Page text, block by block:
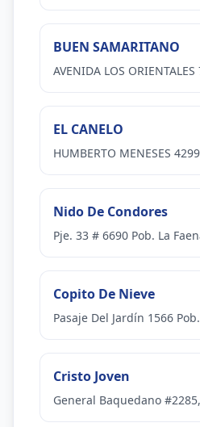
BUEN SAMARITANO
AVENIDA LOS ORIENTALES
EL CANELO
HUMBERTO MENESES 4299
Nido De Condores
Pje. 33 # 6690 Pob. La
Copito De Nieve
Pasaje Del Jardín 1566
Cristo Joven
General Baquedano